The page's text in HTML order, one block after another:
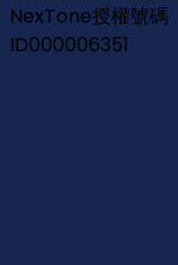
NexTone授權號碼
ID000006351